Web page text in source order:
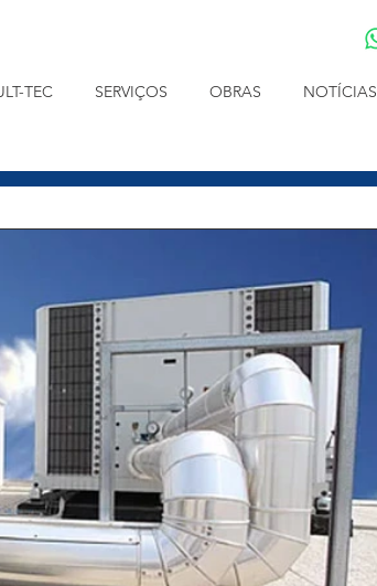
TEC SERVIÇOS OBRAS NOTÍCIAS